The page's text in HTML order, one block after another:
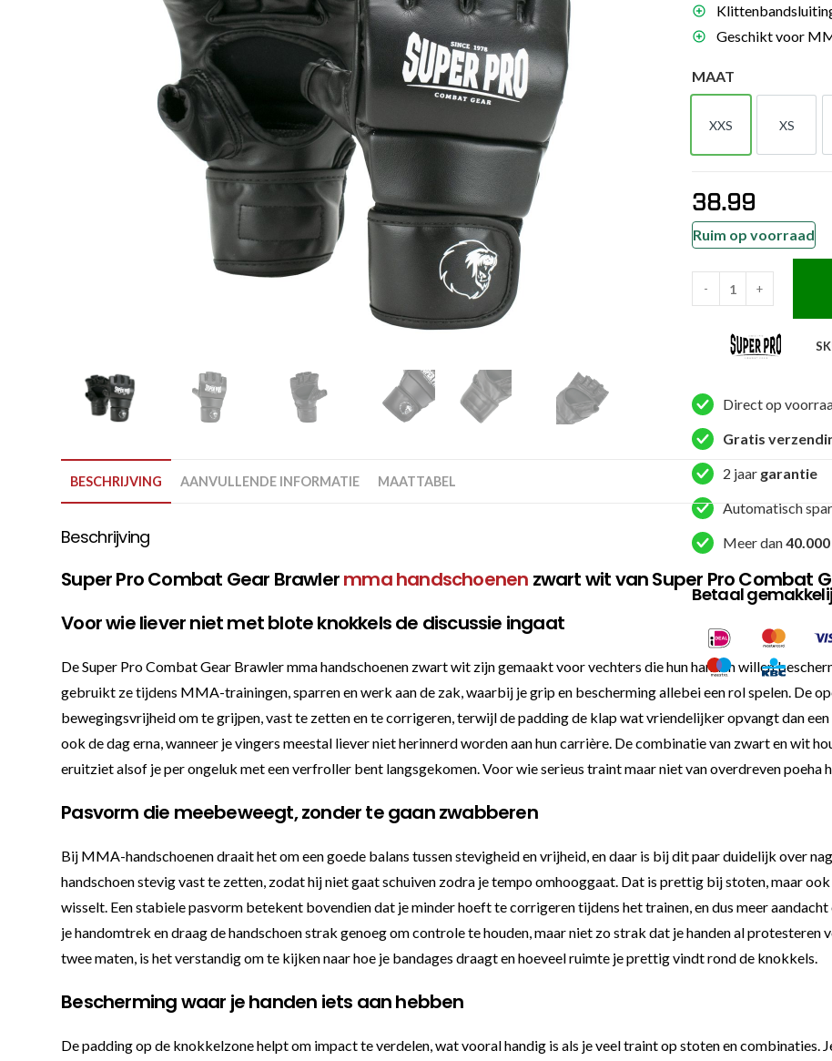
Brazilian Jiu jitsu
Voor dames
Zakhandschoenen
Trainingsartikelen
Bokszak
Bevestigingsmateriaal
bokszak
Bokspoppen
Stoot- en trapkussens
Stootkussens en pads
Geschikt voor
MAAT
XXS
XXS
XS
XS
38.99
Ruim op voorraad
Combat
MMA
handschoen
-
-
Zwart
Wit
aantal
- +
Direct op
Gratis
2 jaar garantie
Automatisch
Meer dan
Betaal
BESCHRIJVING AANVULLENDE INFORMATIE MAATTABEL
Beschrijving
Super Pro Combat Gear Brawlermma handschoenen zwart wit van Super Pro Combat
Voor wie liever niet met blote knokkels de discussie ingaat
De Super Pro Combat Gear Brawler mma handschoenen zwart wit zijn gemaakt voor vechters die hun handen willen
gebruikt ze tijdens MMA-trainingen, sparren en werk aan de zak, waarbij je grip en bescherming allebei een rol spelen. De
bewegingsvrijheid om te grijpen, vast te zetten en te corrigeren, terwijl de padding de klap wat vriendelijker opvangt dan
ook de dag erna, wanneer je vingers meestal liever niet herinnerd worden aan hun carrière. De combinatie van zwart en wit
eruitziet alsof je per ongeluk met een verfroller bent langsgekomen. Voor wie serieus traint maar niet van overdreven poeha
Pasvorm die meebeweegt, zonder te gaan zwabberen
Bij MMA-handschoenen draait het om een goede balans tussen stevigheid en vrijheid, en daar is bij dit paar duidelijk over
handschoen stevig vast te zetten, zodat hij niet gaat schuiven zodra je tempo omhooggaat. Dat is prettig bij stoten, maar
wisselt. Een stabiele pasvorm betekent bovendien dat je minder hoeft te corrigeren tijdens het trainen, en dus meer
je handomtrek en draag de handschoen strak genoeg om controle te houden, maar niet zo strak dat je handen al
twee maten, is het verstandig om te kijken naar hoe je bandages draagt en hoeveel ruimte je prettig vindt rond de knokkels.
Bescherming waar je handen iets aan hebben
De padding op de knokkelzone helpt om impact te verdelen, wat vooral handig is als je veel traint op stoten en combinaties.